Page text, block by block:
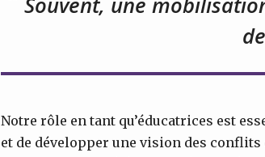
Notre rôle en tant qu’éducatrices est
et de développer une vision des